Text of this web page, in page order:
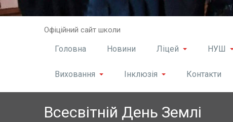
Офіційний сайт школи
Головна Новини Ліцей НУШ
Виховання Інклюзія Контакти
Всесвітній День Землі